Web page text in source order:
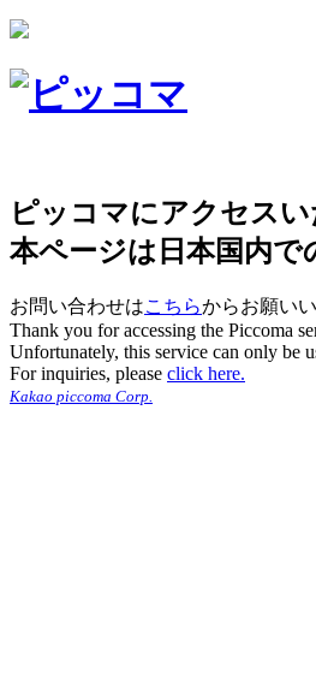
ピッコマにアクセス
本ページは日本国内で
お問い合わせはこちらからお願い
Thank you for accessing the Piccoma
Unfortunately, this service can only be
For inquiries, please click here.
Kakao piccoma Corp.